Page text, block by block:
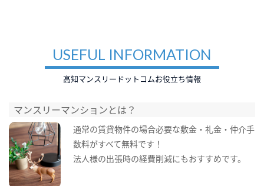
USEFUL INFORMATION
高知マンスリードットコムお役立ち情報
マンスリーマンションとは？
通常の賃貸物件の場合必要な敷金・礼金・仲介手
数料がすべて無料です！
法人様の出張時の経費削減にもおすすめです。